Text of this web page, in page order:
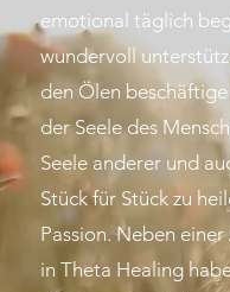
emotional täglich
wundervoll
den Ölen
der Seele des
Seele anderer und
Stück für Stück zu
Passion. Neben
in Theta Healing